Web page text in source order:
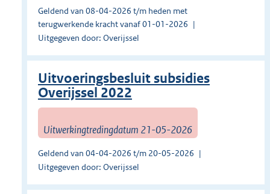
Geldend van 08-04-2026 t/m heden met
terugwerkende kracht vanaf 01-01-2026
Uitgegeven door: Overijssel
Uitvoeringsbesluit subsidies
Overijssel 2022
Uitwerkingtredingdatum 21-05-2026
Geldend van 04-04-2026 t/m 20-05-2026
Uitgegeven door: Overijssel